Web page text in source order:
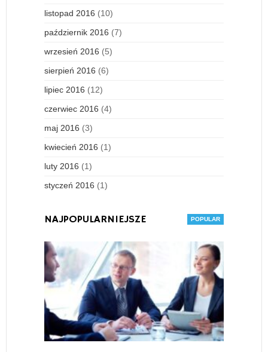
listopad 2016 (10)
październik 2016 (7)
wrzesień 2016 (5)
sierpień 2016 (6)
lipiec 2016 (12)
czerwiec 2016 (4)
maj 2016 (3)
kwiecień 2016 (1)
luty 2016 (1)
styczeń 2016 (1)
NAJPOPULARNIEJSZE